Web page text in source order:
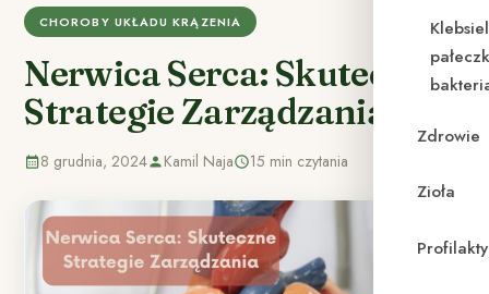
Zdrowie
Zioła
CHOROBY UKŁADU KRĄZENIA
Nerwica Serca: Skuteczne
Strategie Zarządzania
8 grudnia, 2024 Kamil Naja 15 min czytania